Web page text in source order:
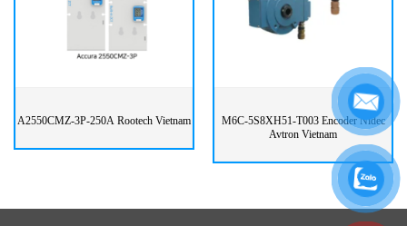
A2550CMZ-3P-250A Rootech Vietnam
M6C-5S8XH51-T003 Encoder Nidec
Avtron Vietnam